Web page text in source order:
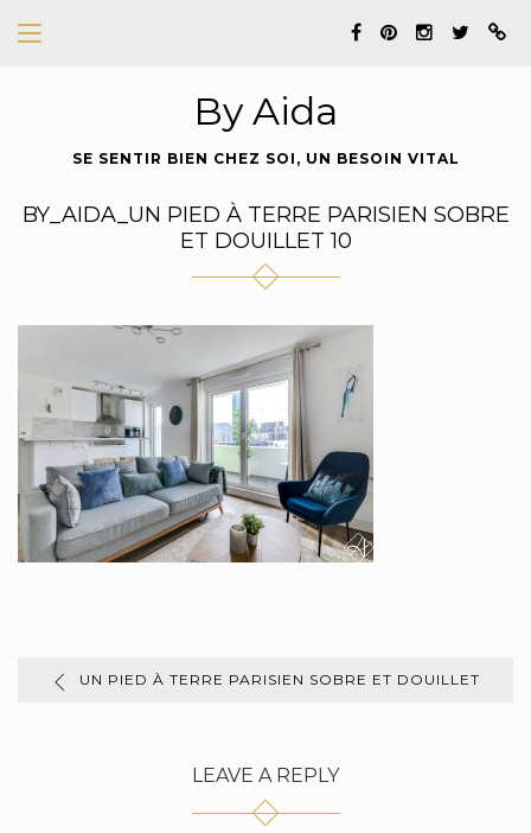
By Aida
SE SENTIR BIEN CHEZ SOI, UN BESOIN VITAL
BY_AIDA_UN PIED À TERRE PARISIEN SOBRE
ET DOUILLET 10
UN PIED À TERRE PARISIEN SOBRE ET DOUILLET
LEAVE A REPLY